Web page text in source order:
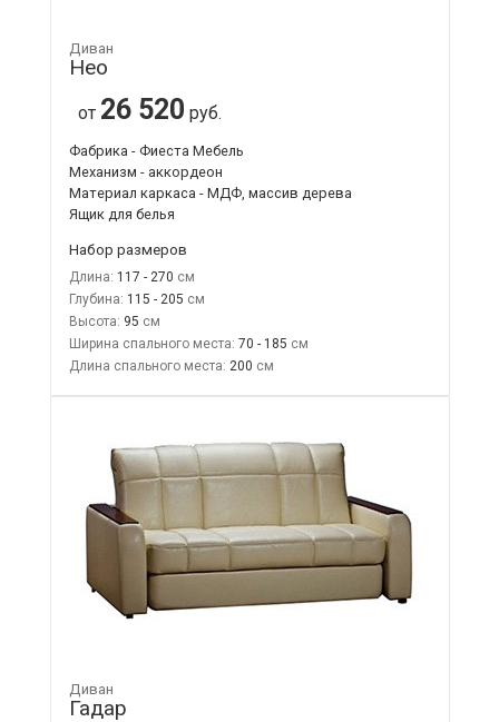
Диван
Нео
от 26 520 руб.
Фабрика - Фиеста Мебель
Механизм - аккордеон
Материал каркаса - МДФ, массив дерева
Ящик для белья
Набор размеров
Длина: 117 - 270
Глубина: 115 - 205
Высота: 95
Ширина спального места: 70 - 185
Длина спального места: 200
Диван
Гадар